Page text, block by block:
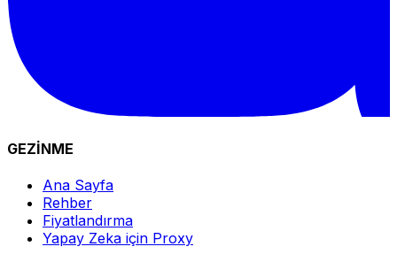
GEZİNME
Ana Sayfa
Rehber
Fiyatlandırma
Yapay Zeka için Proxy